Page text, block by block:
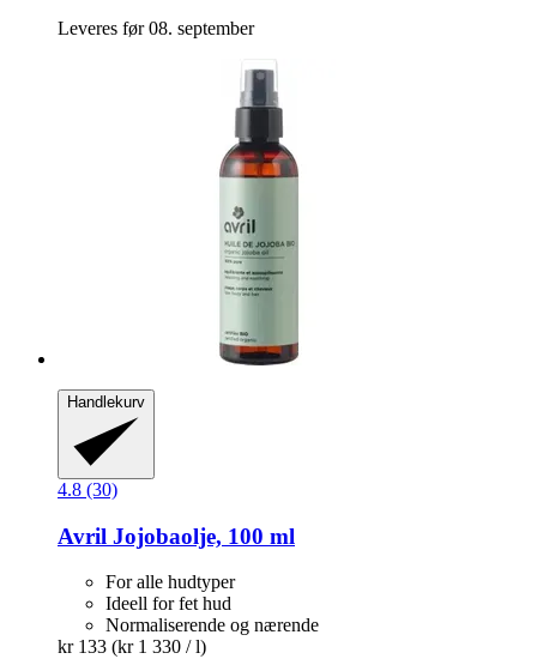
Leveres før 08. september
Handlekurv
4.8 (30)
Avril Jojobaolje, 100 ml
For alle hudtyper
Ideell for fet hud
Normaliserende og nærende
kr 133 (kr 1 330 / l)